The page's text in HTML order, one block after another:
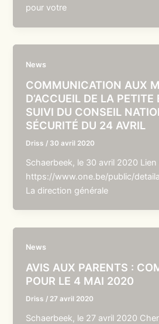
pour votre
News
COMMUNICATION AUX
D’ACCUEIL DE LA PETITE
SUIVI DU CONSEIL
SÉCURITÉ DU 24 AVRIL
Driss / 30 avril 2020
Schaerbeek, le 30 avril 2020 Lien
https://www.one.be/public/
La direction générale
News
AVIS AUX PARENTS :
POUR LE 4 MAI 2020
Driss / 27 avril 2020
Schaerbeek, le 27 avril 2020